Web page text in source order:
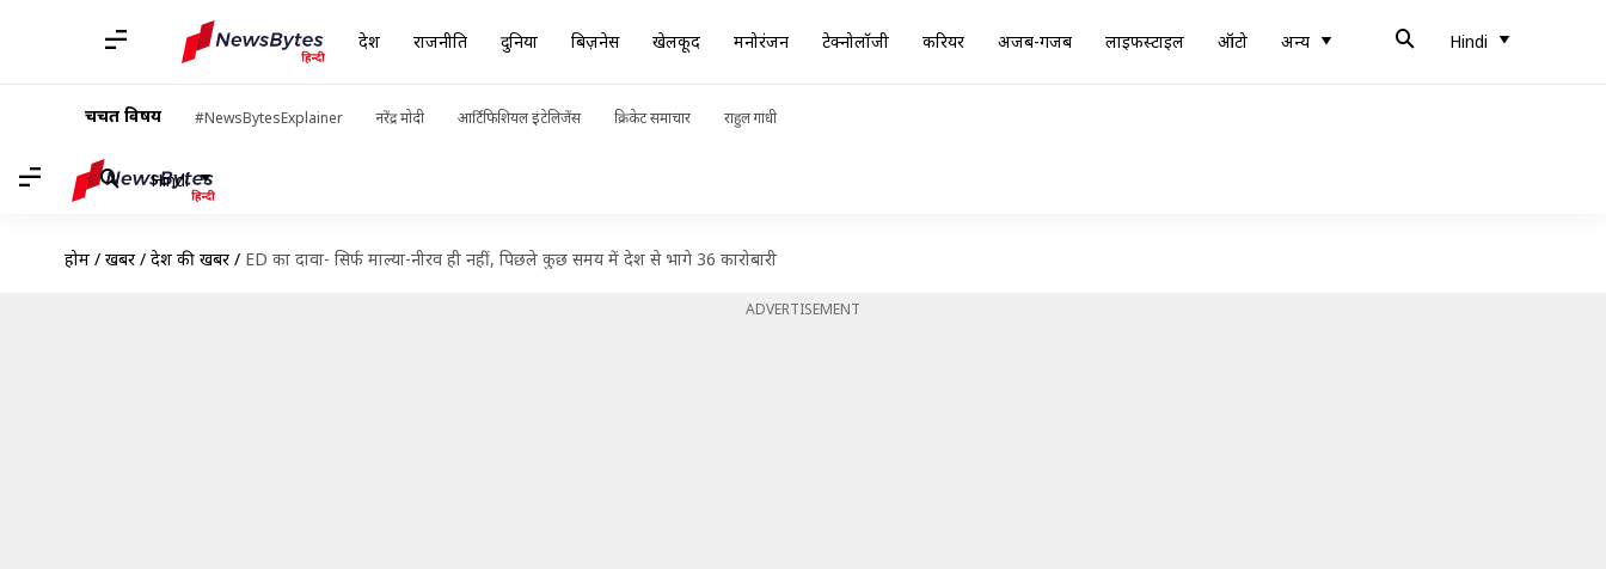
देश राजनीति दुनिया बिज़नेस खेलकूद मनोरंजन टेक्नोलॉजी करियर अजब-गजब लाइफस्टाइल ऑटो अन्य Hindi
चर्चित विषय #NewsBytesExplainer नरेंद्र मोदी आर्टिफिशियल इंटेलिजेंस क्रिकेट समाचार राहुल गांधी
Hindi
होम / खबरें / देश की खबरें / ED का दावा- सिर्फ माल्या-नीरव ही नहीं, पिछले कुछ समय में देश से भागे 36 कारोबारी
ADVERTISEMENT